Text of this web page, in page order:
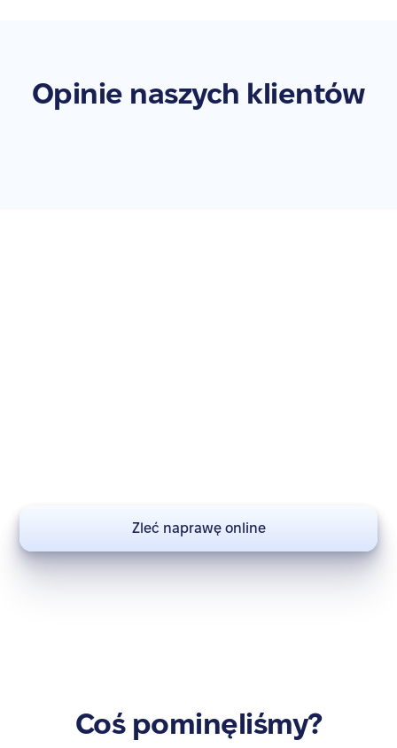
Opinie naszych klientów
Zleć naprawę online
Coś pominęliśmy?